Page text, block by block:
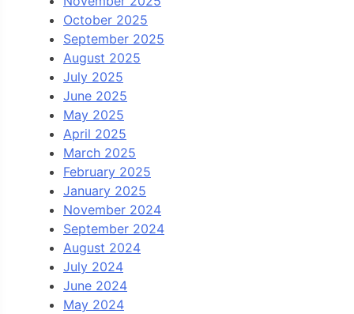
October 2025
September 2025
August 2025
July 2025
June 2025
May 2025
April 2025
March 2025
February 2025
January 2025
November 2024
September 2024
August 2024
July 2024
June 2024
May 2024